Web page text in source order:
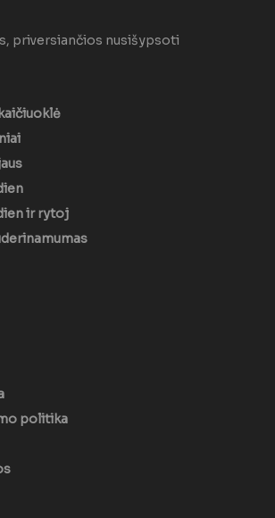
priversiančios nusišypsoti
ir rytoj
politika